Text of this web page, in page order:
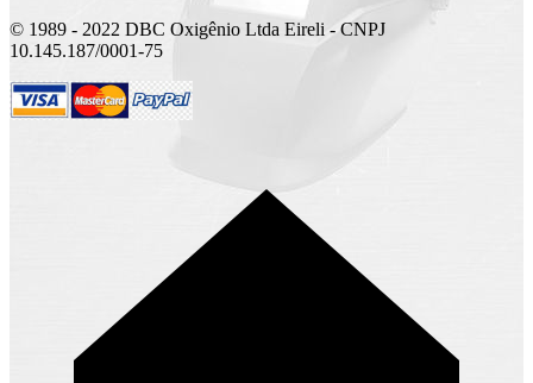
© 1989 - 2022 DBC Oxigênio Ltda Eireli - CNPJ
10.145.187/0001-75